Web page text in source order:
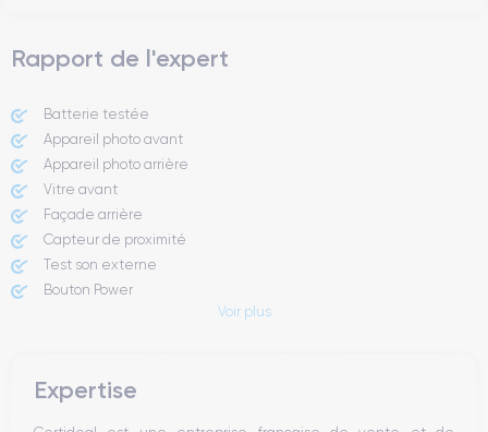
Rapport de l'expert
Batterie testée
Appareil photo avant
Appareil photo arrière ​
Vitre avant ​
Façade arrière
Capteur de proximité
Test son externe
Bouton Power
Haut parleur
Voir plus
Expertise